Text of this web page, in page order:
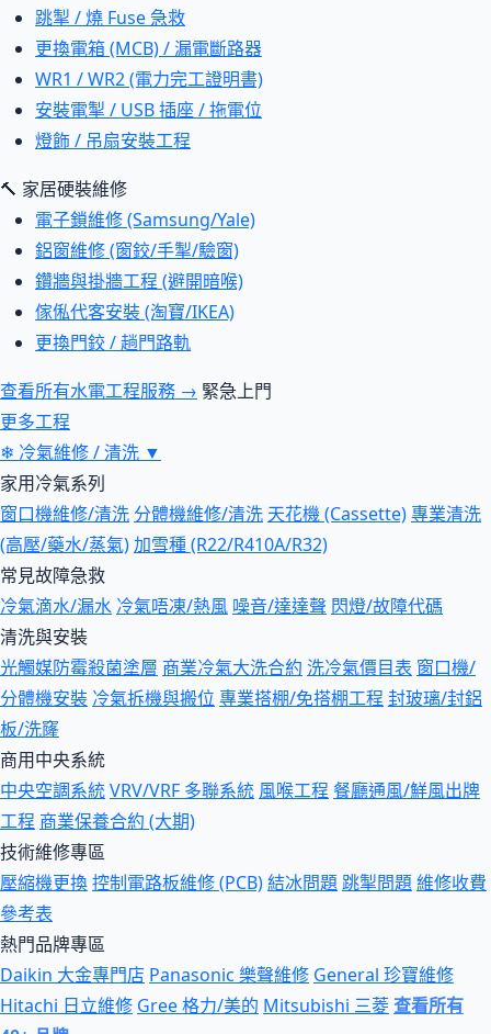
跳掣 / 燒 Fuse 急救
更換電箱 (MCB) / 漏電斷路器
WR1 / WR2 (電力完工證明書)
安裝電掣 / USB 插座 / 拖電位
燈飾 / 吊扇安裝工程
🔨 家居硬裝維修
電子鎖維修 (Samsung/Yale)
鋁窗維修 (窗鉸/手掣/驗窗)
鑽牆與掛牆工程 (避開暗喉)
傢俬代客安裝 (淘寶/IKEA)
更換門鉸 / 趟門路軌
查看所有水電工程服務 → 緊急上門
更多工程
❄ 冷氣維修 / 清洗 ▼
家用冷氣系列
窗口機維修/清洗 分體機維修/清洗 天花機 (Cassette)專業清洗
(高壓/藥水/蒸氣)加雪種 (R22/R410A/R32)
常見故障急救
冷氣滴水/漏水 冷氣唔凍/熱風 噪音/達達聲 閃燈/故障代碼
清洗與安裝
光觸媒防霉殺菌塗層 商業冷氣大洗合約 洗冷氣價目表 窗口機/
分體機安裝 冷氣拆機與搬位 專業搭棚/免搭棚工程 封玻璃/封鋁
板/洗窿
商用中央系統
中央空調系統VRV/VRF 多聯系統 風喉工程 餐廳通風/鮮風出牌
工程 商業保養合約 (大期)
技術維修專區
壓縮機更換控制電路板維修 (PCB)結冰問題跳掣問題維修收費
參考表
熱門品牌專區
Daikin 大金專門店 Panasonic 樂聲維修 General 珍寶維修
Hitachi 日立維修 Gree 格力/美的 Mitsubishi 三菱查看所有